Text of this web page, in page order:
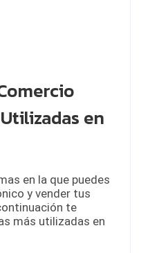
en
en la que puedes
y vender tus
te
más utilizadas en